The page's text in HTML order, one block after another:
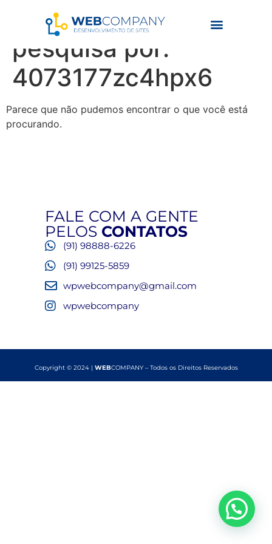
Resultados da
pesquisa por:
4073177zc4hpx6
Parece que não pudemos encontrar o que você está
procurando.
FALE COM A GENTE
PELOS CONTATOS
(91) 98888-6226
(91) 99125-5859
wpwebcompany@gmail.com
wpwebcompany
Copyright © 2024 | WEBCOMPANY – Todos os Direitos Reservados